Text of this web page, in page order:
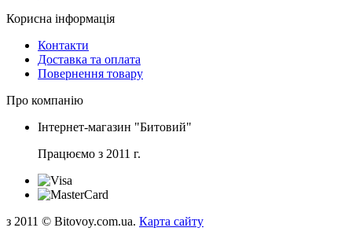
Корисна інформація
Контакти
Доставка та оплата
Повернення товару
Про компанію
Інтернет-магазин "Битовий"
Працюємо з 2011 г.
з 2011 © Bitovoy.com.ua. Карта сайту